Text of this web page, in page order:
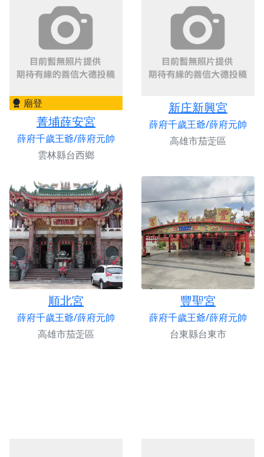
廟登
菁埔薛安宮
薛府千歲王爺/薛府元帥
雲林縣台西鄉
新庄新興宮
薛府千歲王爺/薛府元帥
高雄市茄萣區
順北宮
薛府千歲王爺/薛府元帥
高雄市茄萣區
豐聖宮
薛府千歲王爺/薛府元帥
台東縣台東市